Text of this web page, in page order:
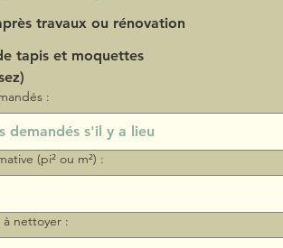
travaux ou rénovation
tapis et moquettes
:
(pi² ou m²) :
nettoyer :